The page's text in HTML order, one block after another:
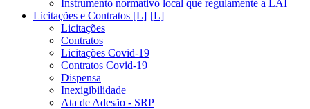
Instrumento normativo local que regulamente a LAI
Licitações e Contratos [L]
Licitações
Contratos
Licitações Covid-19
Contratos Covid-19
Dispensa
Inexigibilidade
Ata de Adesão - SRP